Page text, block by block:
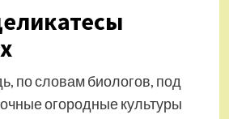
по словам биологов, под
огородные культуры